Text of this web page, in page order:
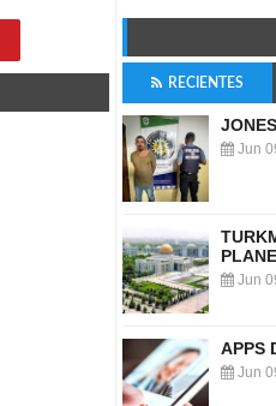
RECIENTES
Jun
Jun
APPS
Jun